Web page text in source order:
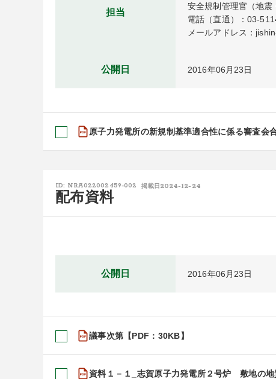
担当
安全規制管理官（地
電話（直通）：03-
メールアドレス：
公開日 2016年06月23日
原子力発電所の新規制基準適合性に係る審査会
ID: NRA022002459-002 掲載日 2024-12-24
配布資料
公開日 2016年06月23日
議事次第【PDF：30KB】
資料１－１_志賀原子力発電所２号炉 敷地の地